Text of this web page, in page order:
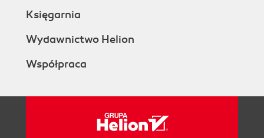
Księgarnia
Wydawnictwo Helion
Współpraca